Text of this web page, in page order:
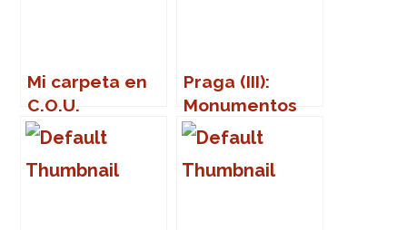
Mi carpeta en
C.O.U.
Praga (III):
Monumentos